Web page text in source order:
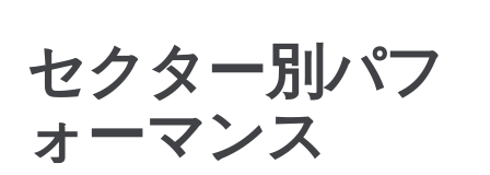
セクター別パフ
ォーマンス